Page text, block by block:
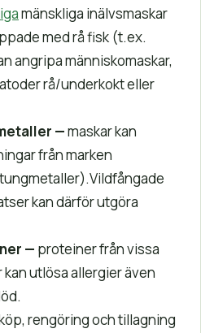
mänskliga inälvsmaskar
med rå fisk (t.ex.
angripa människomaskar,
rå/underkokt eller
—maskar kan
från marken
kan därför utgöra
— proteiner från vissa
utlösa allergier även
rengöring och tillagning